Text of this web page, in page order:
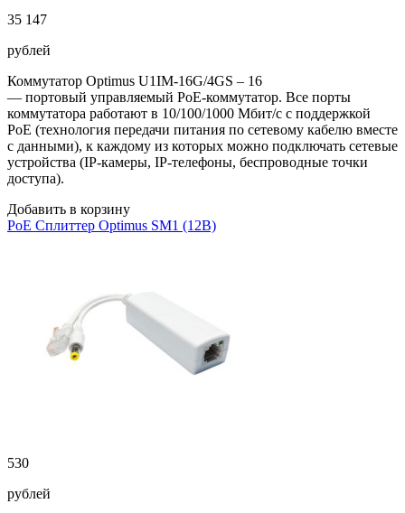
35 147
рублей
Коммутатор Optimus U1IM-16G/4GS – 16
— портовый управляемый PoE-коммутатор. Все порты
коммутатора работают в 10/100/1000 Мбит/с с поддержкой
PoE (технология передачи питания по сетевому кабелю вместе
с данными), к каждому из которых можно подключать сетевые
устройства (IP-камеры, IP-телефоны, беспроводные точки
доступа).
Добавить в корзину
PoE Сплиттер Optimus SM1 (12B)
530
рублей